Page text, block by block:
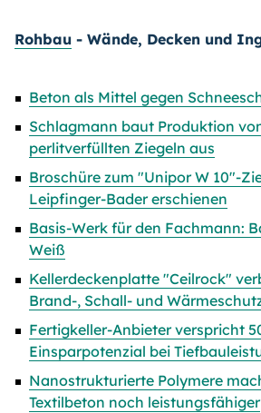
Rohbau - Wände, Decken und
Beton als Mittel gegen
Schlagmann baut Produktion
perlitverfüllten Ziegeln aus
Broschüre zum "Unipor W 10"-
Leipfinger-Bader erschienen
Basis-Werk für den Fachmann:
Weiß
Kellerdeckenplatte "Ceilrock"
Brand-, Schall- und
Fertigkeller-Anbieter verspricht
Einsparpotenzial bei
Nanostrukturierte Polymere
Textilbeton noch leistungsfähiger